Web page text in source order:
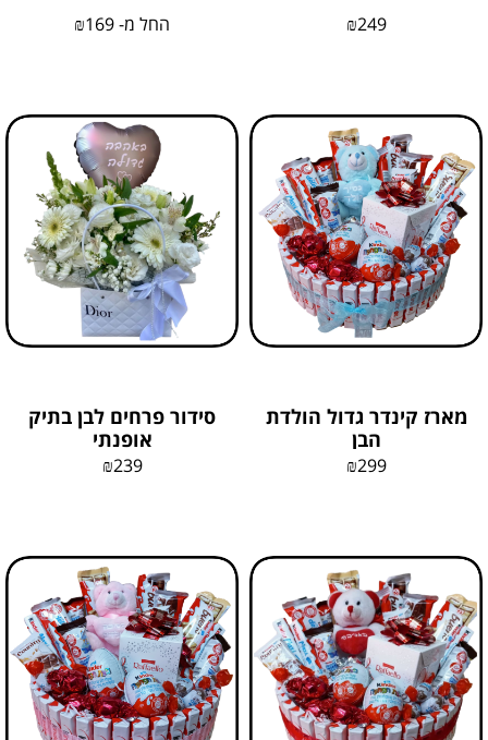
₪249 החל מ- ₪169
מארז קינדר גדול הולדת
הבן
₪299
סידור פרחים לבן בתיק
אופנתי
₪239